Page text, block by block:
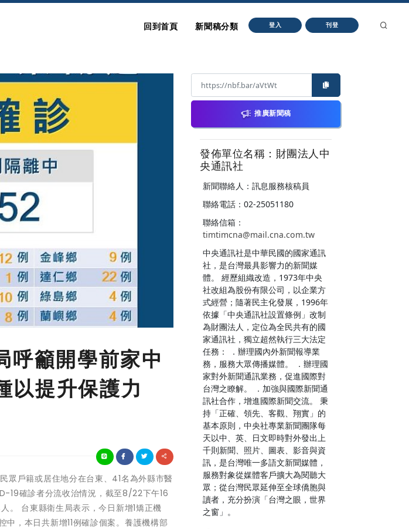
回到首頁 新聞稿分類 登入 刊登
呼籲開學前家中
以提升保護力
戶籍或居住地分在台東、41名為外縣市醫
19確診者分流收治情況，截至8/22下午16
。 台東縣衛生局表示，今日新增1矯正機
，本日共新增11例確診個案。養護機構部
推廣新聞稿
發佈單位名稱：財團法人中
央通訊社
新聞聯絡人：訊息服務核稿員
聯絡電話：02-25051180
聯絡信箱：
timtimcna@mail.cna.com.tw
中央通訊社是中華民國的國家通訊
社，是台灣最具影響力的新聞媒
體。 經歷組織改造，1973年中央
社改組為股份有限公司，以企業方
式經營；隨著民主化發展，1996年
依據「中央通訊社設置條例」改制
為財團法人，定位為全民共有的國
家通訊社，獨立超然執行三大法定
任務： ．辦理國內外新聞報導業
務，服務大眾傳播媒體。 ．辦理國
家對外新聞通訊業務，促進國際對
台灣之瞭解。 ．加強與國際新聞通
訊社合作，增進國際新聞交流。 秉
持「正確、領先、客觀、翔實」的
基本原則，中央社專業新聞團隊每
天以中、英、日文即時對外發出上
千則新聞、照片、圖表、影音與資
訊，是台灣唯一多語文新聞媒體，
服務對象從媒體客戶擴大為閱聽大
眾；從台灣民眾延伸至全球僑胞與
讀者，充分扮演「台灣之眼，世界
之窗」。